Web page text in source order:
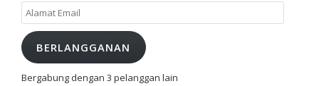
Alamat
Email
BERLANGGANAN
Bergabung dengan 3 pelanggan lain